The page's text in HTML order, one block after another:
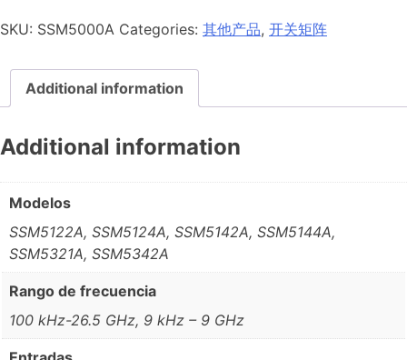
SKU: SSM5000A Categories: 其他产品, 开关矩阵
Additional information
Additional information
Modelos
SSM5122A, SSM5124A, SSM5142A, SSM5144A,
SSM5321A, SSM5342A
Rango de frecuencia
100 kHz-26.5 GHz, 9 kHz – 9 GHz